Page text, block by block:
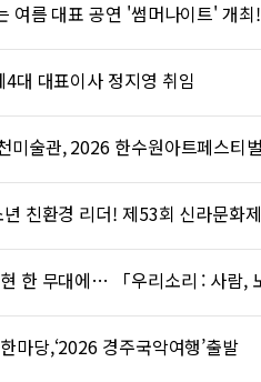
여름 대표 공연 '썸머나이트' 개최!
대 대표이사 정지영 취임
미술관, 2026 한수원아트페스티
친환경 리더! 제53회 신라문화
현 한 무대에… 「우리소리 : 사람,
마당,‘2026 경주국악여행’출발